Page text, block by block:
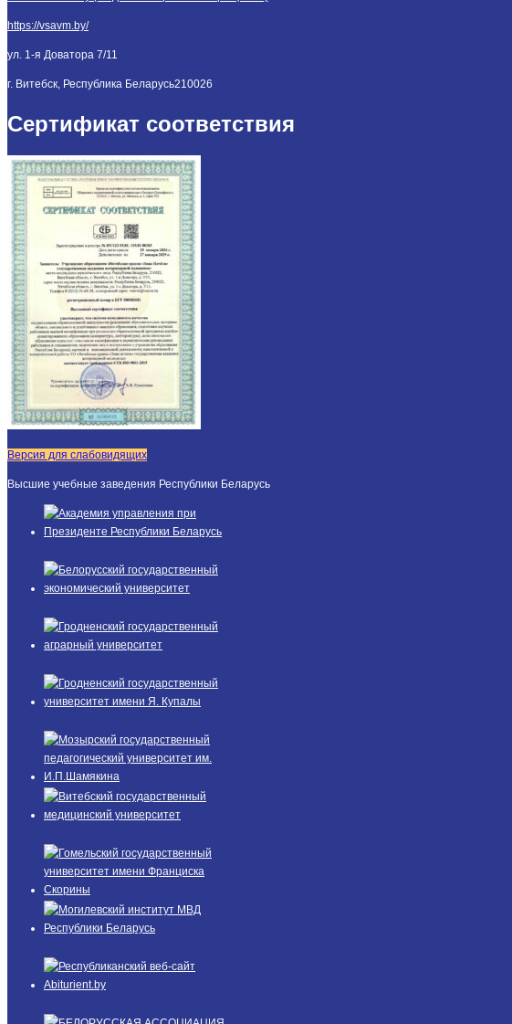
https://vsavm.by/
ул. 1-я Доватора 7/11
г. Витебск, Республика Беларусь210026
Сертификат соответствия
Версия для слабовидящих
Высшие учебные заведения Республики Беларусь